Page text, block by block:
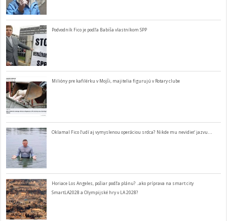
Podvodník Fico je podľa Babiša vlastníkom SPP
Milióny pre kafilérku v Mojši, majitelia figurujú v Rotary clube
Oklamal Fico ľudí aj vymyslenou operáciou srdca? Nikde mu nevidieť jazvu…
Horiace Los Angeles, požiar podľa plánu? ..ako príprava na smart city
SmartLA2028 a Olympijské hry v LA 2028?